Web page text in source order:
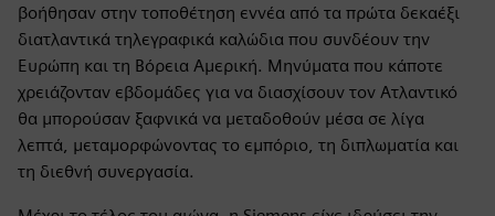
βοήθησαν στην τοποθέτηση εννέα από τα πρώτα δεκαέξι
διατλαντικά τηλεγραφικά καλώδια που συνδέουν την
Ευρώπη και τη Βόρεια Αμερική. Μηνύματα που κάποτε
χρειάζονταν εβδομάδες για να διασχίσουν τον Ατλαντικό
θα μπορούσαν ξαφνικά να μεταδοθούν μέσα σε λίγα
λεπτά, μεταμορφώνοντας το εμπόριο, τη διπλωματία και
τη διεθνή συνεργασία.